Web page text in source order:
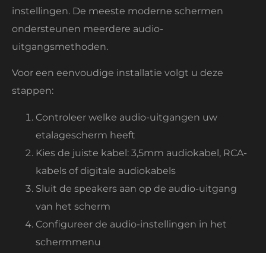
instellingen. De meeste moderne schermen
ondersteunen meerdere audio-
uitgangsmethoden.
Voor een eenvoudige installatie volgt u deze
stappen:
Controleer welke audio-uitgangen uw
etalagescherm heeft
Kies de juiste kabel: 3,5mm audiokabel, RCA-
kabels of digitale audiokabels
Sluit de speakers aan op de audio-uitgang
van het scherm
Configureer de audio-instellingen in het
schermmenu